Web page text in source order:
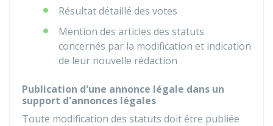
Résultat détaillé des votes
Mention des articles des statuts
concernés par la modification et indication
de leur nouvelle rédaction
Publication d'une annonce légale dans un
support d'annonces légales
Toute modification des statuts doit être publiée